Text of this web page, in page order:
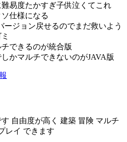
易度たかすぎ子供泣くてこれ
仕様になる
ージョン戻せるのでまだ救いよう
できるのが統合版
かマルチできないのがJAVA版
自由度が高く 建築 冒険 マルチ
レイ できます